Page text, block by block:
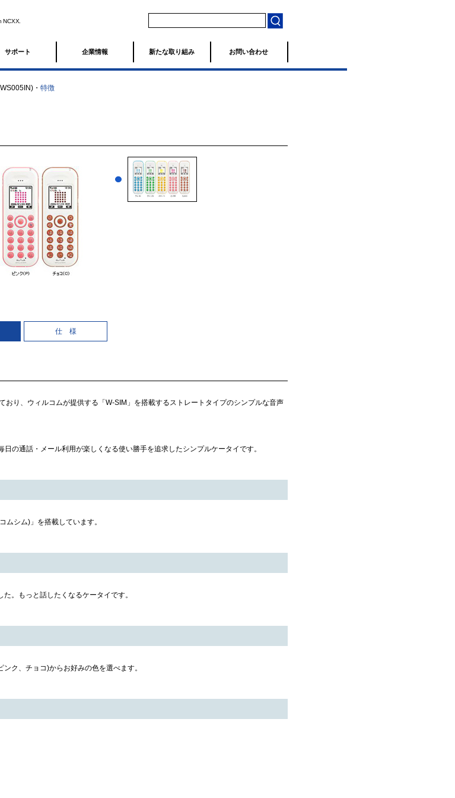
NCXX.
サポート 企業情報 新たな取り組み お問い合わせ
・ 特徴
仕 様
おり、ウィルコムが提供する「W-SIM」を搭載するストレートタイプのシンプルな音声
の通話・メール利用が楽しくなる使い勝手を追求したシンプルケータイです。
ムシム)」を搭載しています。
。もっと話したくなるケータイです。
ク、チョコ)からお好みの色を選べます。